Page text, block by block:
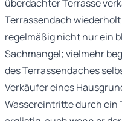
überdachter Terrasse
Terrassendach
regelmäßig nicht nur ein
Sachmangel; vielmehr
des Terrassendaches
Verkäufer eines
Wassereintritte durch ein